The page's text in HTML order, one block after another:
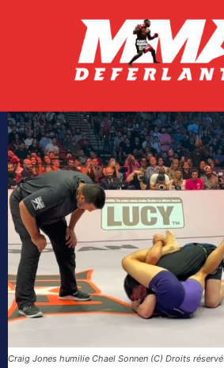
Craig Jones humilie Chael Sonnen (C) Droits